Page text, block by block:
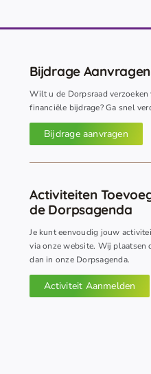
Bijdrage Aanvragen
Wilt u de Dorpsraad verzoeken
financiële bijdrage? Ga snel
Bijdrage aanvragen
Activiteiten
de Dorpsagenda
Je kunt eenvoudig jouw
via onze website. Wij plaatsen
dan in onze Dorpsagenda.
Activiteit Aanmelden